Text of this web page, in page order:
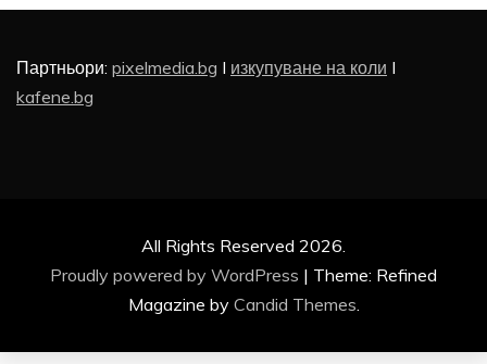
Партньори: pixelmedia.bg I изкупуване на коли I
kafene.bg
All Rights Reserved 2026.
Proudly powered by WordPress | Theme: Refined
Magazine by Candid Themes.